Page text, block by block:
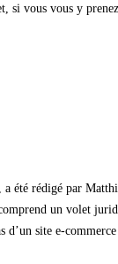
vous vous y
rédigé par
un volet
site e-